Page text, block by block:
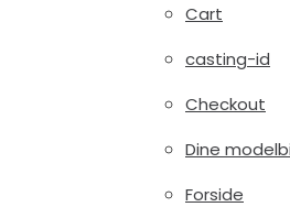
Cart
casting-id
Checkout
Dine
Forside